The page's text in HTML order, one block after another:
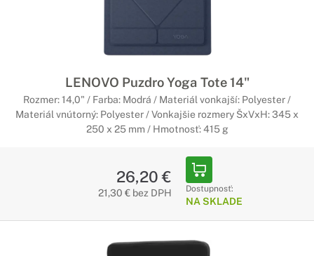
LENOVO Puzdro Yoga Tote 14"
Rozmer: 14,0" / Farba: Modrá / Materiál vonkajší: Polyester /
Materiál vnútorný: Polyester / Vonkajšie rozmery ŠxVxH: 345 x
250 x 25 mm / Hmotnosť: 415 g
26,20 €
21,30 € bez DPH Dostupnosť:
NA SKLADE